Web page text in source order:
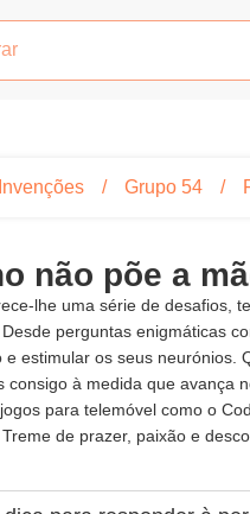
Invenções Grupo 54
não põe a
lhe uma série de desafios,
perguntas enigmáticas
estimular os seus
consigo à medida que
para telemóvel como o
de prazer, paixão e